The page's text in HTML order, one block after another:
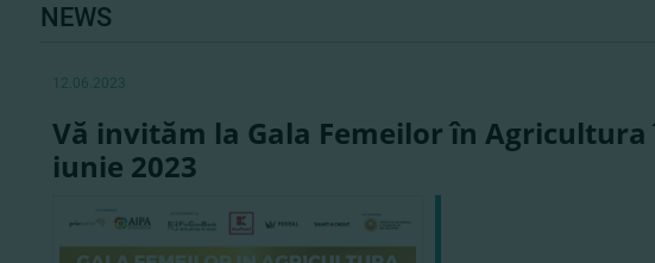
NEWS
12.06.2023
Vă invităm la Gala Femeilor în
iunie 2023